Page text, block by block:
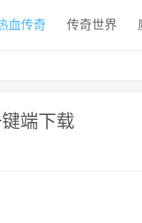
血传奇 传奇世界
端下载